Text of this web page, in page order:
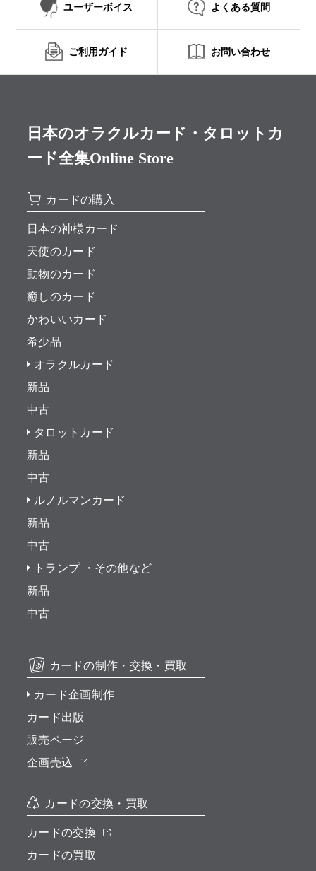
ユーザーボイス よくある質問
ご利用ガイド お問い合わせ
日本のオラクルカード・タロットカ
ード全集Online Store
カードの購入
日本の神様カード
天使のカード
動物のカード
癒しのカード
かわいいカード
希少品
オラクルカード
新品
中古
タロットカード
新品
中古
ルノルマンカード
新品
中古
トランプ ・その他など
新品
中古
カードの制作・交換・買取
カード企画制作
カード出版
販売ページ
企画売込
カードの交換・買取
カードの交換
カードの買取